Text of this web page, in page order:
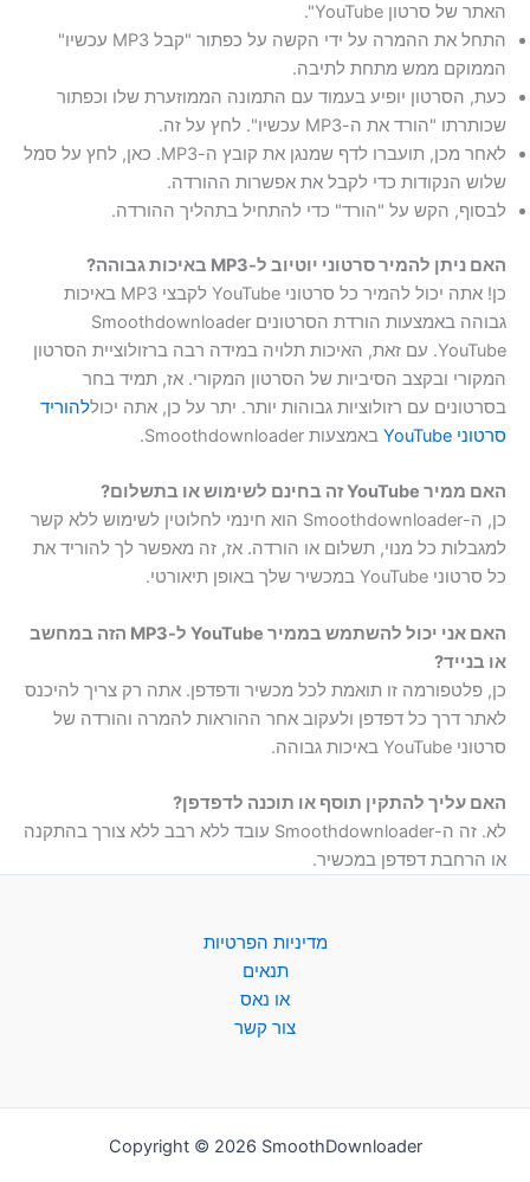
האתר של סרטון YouTube".
התחל את ההמרה על ידי הקשה על כפתור "קבל MP3 עכשיו"
הממוקם ממש מתחת לתיבה.
כעת, הסרטון יופיע בעמוד עם התמונה הממוזערת שלו וכפתור
שכותרתו "הורד את ה-MP3 עכשיו". לחץ על זה.
לאחר מכן, תועברו לדף שמנגן את קובץ ה-MP3. כאן, לחץ על סמל
שלוש הנקודות כדי לקבל את אפשרות ההורדה.
לבסוף, הקש על "הורד" כדי להתחיל בתהליך ההורדה.
האם ניתן להמיר סרטוני יוטיוב ל-MP3 באיכות גבוהה?
כן! אתה יכול להמיר כל סרטוני YouTube לקבצי MP3 באיכות
גבוהה באמצעות הורדת הסרטונים Smoothdownloader
YouTube. עם זאת, האיכות תלויה במידה רבה ברזולוציית הסרטון
המקורי ובקצב הסיביות של הסרטון המקורי. אז, תמיד בחר
בסרטונים עם רזולוציות גבוהות יותר. יתר על כן, אתה יכוללהוריד
סרטוני YouTube
באמצעות Smoothdownloader.
האם ממיר YouTube זה בחינם לשימוש או בתשלום?
כן, ה-Smoothdownloader הוא חינמי לחלוטין לשימוש ללא קשר
למגבלות כל מנוי, תשלום או הורדה. אז, זה מאפשר לך להוריד את
כל סרטוני YouTube במכשיר שלך באופן תיאורטי.
האם אני יכול להשתמש בממיר YouTube ל-MP3 הזה במחשב
או בנייד?
כן, פלטפורמה זו תואמת לכל מכשיר ודפדפן. אתה רק צריך להיכנס
לאתר דרך כל דפדפן ולעקוב אחר ההוראות להמרה והורדה של
סרטוני YouTube באיכות גבוהה.
האם עליך להתקין תוסף או תוכנה לדפדפן?
לא. זה ה-Smoothdownloader עובד ללא רבב ללא צורך בהתקנה
או הרחבת דפדפן במכשיר.
מדיניות הפרטיות
תנאים
או נאס
צור קשר
Copyright © 2026 SmoothDownloader